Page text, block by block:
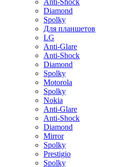
Anti-Shock
Diamond
Spolky
Для планшетов
LG
Anti-Glare
Anti-Shock
Diamond
Spolky
Motorola
Spolky
Nokia
Anti-Glare
Anti-Shock
Diamond
Mirror
Spolky
Prestigio
Spolky